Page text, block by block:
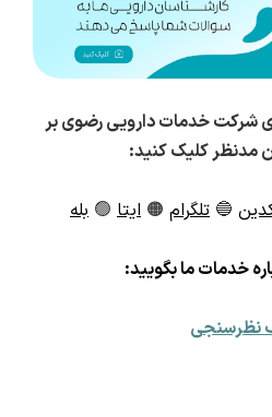
شرکت خدمات دارویی رضوی بر
مدنظر کلیک کنید:
🔵 تلگرام 🟠 ایتا 🟢 بله
خدمات ما بگویید:
نظرسنجی